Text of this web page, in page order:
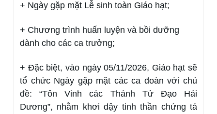
+ Ngày gặp mặt Lễ sinh toàn Giáo hạt;
+ Chương trình huấn luyện và bồi dưỡng
dành cho các ca trưởng;
+ Đặc biệt, vào ngày 05/11/2026, Giáo hạt sẽ
tổ chức Ngày gặp mặt các ca đoàn với chủ
đề: “Tôn Vinh các Thánh Tử Đạo Hải
Dương”, nhằm khơi dậy tinh thần chứng tá